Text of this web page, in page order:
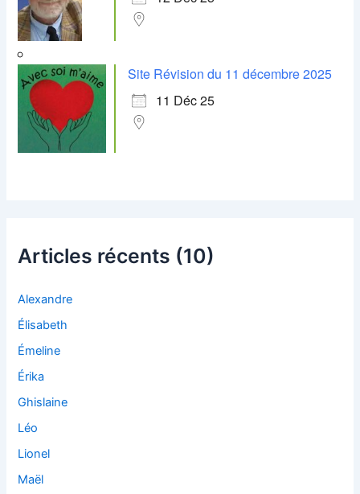
Site Révision du 11 décembre 2025
11 Déc 25
Articles récents (10)
Alexandre
Élisabeth
Émeline
Érika
Ghislaine
Léo
Lionel
Maël